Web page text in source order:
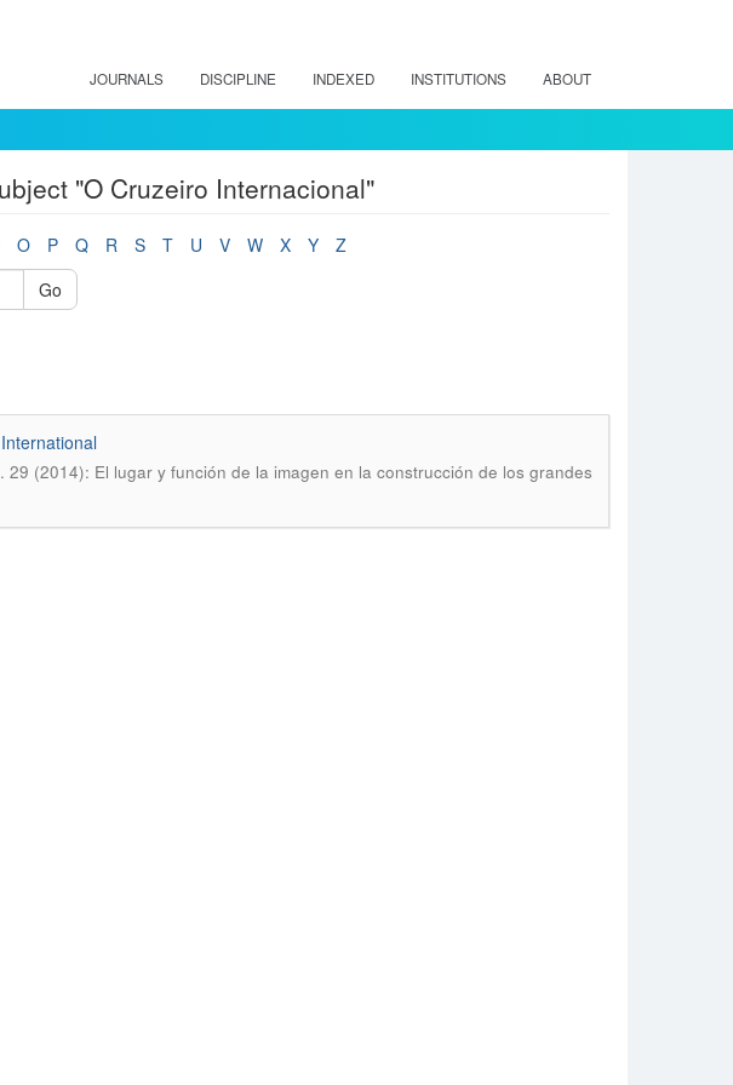
JOURNALS DISCIPLINE INDEXED INSTITUTIONS ABOUT
"O Cruzeiro Internacional"
O P Q R S T U V W X Y
Z
Go
29 (2014): El lugar y función de la imagen en la construcción de los grandes